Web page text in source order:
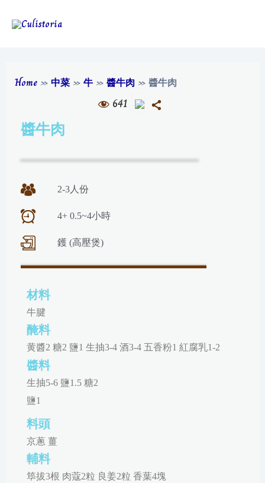
Home »中菜 »牛 »醬牛肉 »醬牛肉
641
醬牛肉
2-3人份
4+ 0.5~4小時
鑊 (高壓煲)
材料
牛腱
醃料
黄醬2 糖2 鹽1 生抽3-4 酒3-4 五香粉1 紅腐乳1-2
醬料
生抽5-6 鹽1.5 糖2
鹽1
料頭
京蔥 薑
輔料
筚拔3根 肉蔻2粒 良姜2粒 香葉4塊